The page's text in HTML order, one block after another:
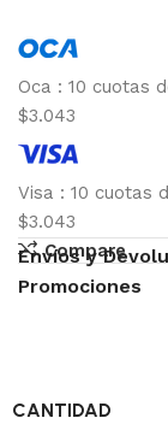
Oca : 10 cuotas
$3.043
Visa : 10 cuotas
$3.043
Compare
Envíos y
Promociones
CANTIDAD